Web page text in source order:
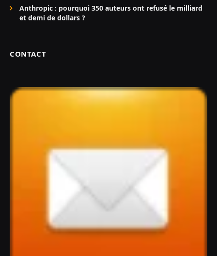
Anthropic : pourquoi 350 auteurs ont refusé le milliard
et demi de dollars ?
CONTACT